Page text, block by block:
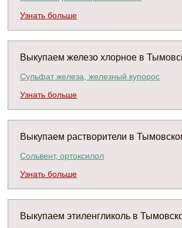
Узнать больше
Выкупаем железо хлорное в
Сульфат железа, железный купорос
Узнать больше
Выкупаем растворители в
Сольвент, ортоксилол
Узнать больше
Выкупаем этиленгликоль в